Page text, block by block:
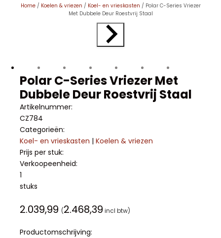
Home/ Koelen & vriezen / Koel- en vrieskasten / Polar C-Series Vriezer
Met Dubbele Deur Roestvrij Staal
Polar C-Series Vriezer Met
Dubbele Deur Roestvrij Staal
Artikelnummer:
CZ784
Categorieën:
Koel- en vrieskasten | Koelen & vriezen
Prijs per stuk:
Verkoopeenheid:
1
stuks
2.039,99 (2.468,39 incl btw)
Productomschrijving: